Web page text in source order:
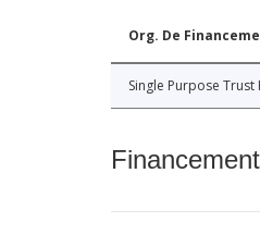
Org. De
Single Purpose Trust